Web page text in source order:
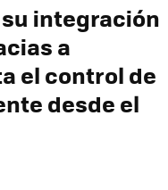
integración
a
el control de
desde el